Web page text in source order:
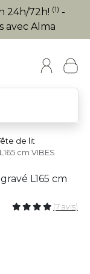
24h/72h! (1) -
avec Alma
de lit
cm VIBES
L165 cm
(7 avis)